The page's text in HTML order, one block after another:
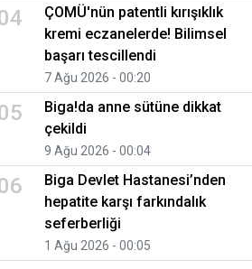
ÇOMÜ'nün patentli kırışıklık
kremi eczanelerde! Bilimsel
başarı tescillendi
7 Ağu 2026 - 00:20
Biga!da anne sütüne dikkat
çekildi
9 Ağu 2026 - 00:04
Biga Devlet Hastanesi’nden
hepatite karşı farkındalık
seferberliği
1 Ağu 2026 - 00:05